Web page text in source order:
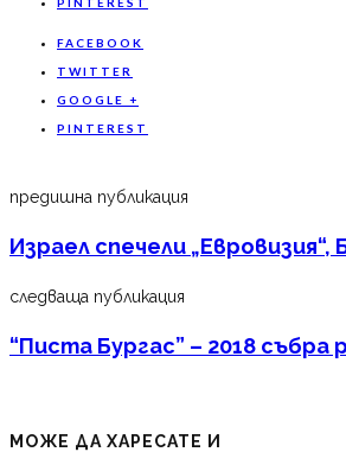
FACEBOOK
TWITTER
GOOGLE +
PINTEREST
предишна публикация
Израел спечели
следваща публикация
“Писта Бургас” – 2018
МОЖЕ ДА ХАРЕСАТЕ И